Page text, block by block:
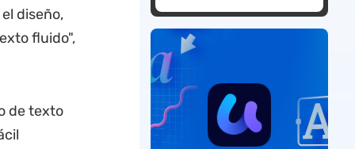
diseño,
fluido",
de texto